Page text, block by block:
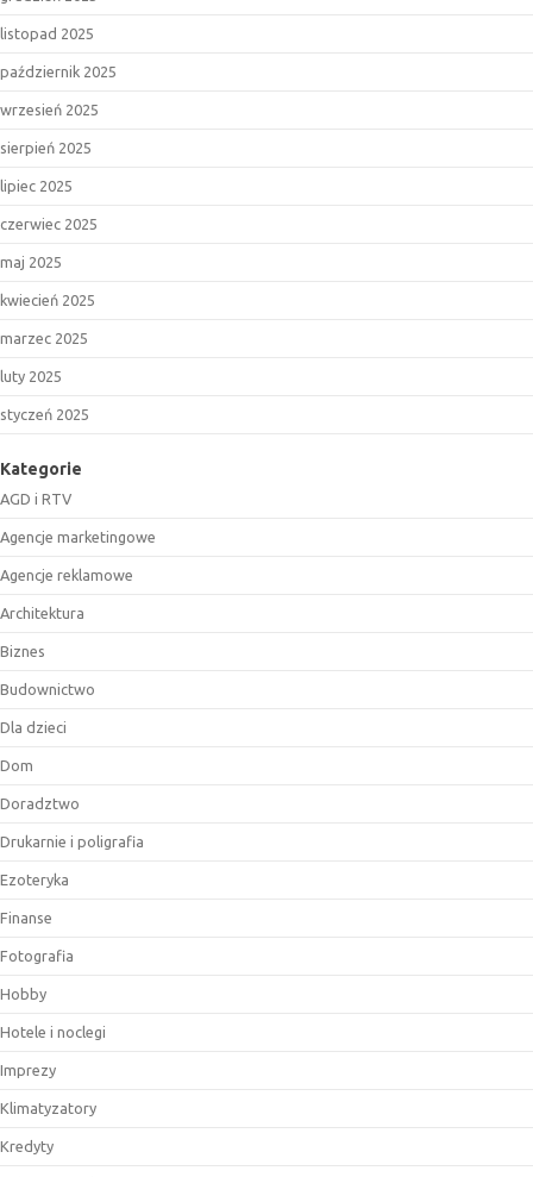
listopad 2025
październik 2025
wrzesień 2025
sierpień 2025
lipiec 2025
czerwiec 2025
maj 2025
kwiecień 2025
marzec 2025
luty 2025
styczeń 2025
Kategorie
AGD i RTV
Agencje marketingowe
Agencje reklamowe
Architektura
Biznes
Budownictwo
Dla dzieci
Dom
Doradztwo
Drukarnie i poligrafia
Ezoteryka
Finanse
Fotografia
Hobby
Hotele i noclegi
Imprezy
Klimatyzatory
Kredyty